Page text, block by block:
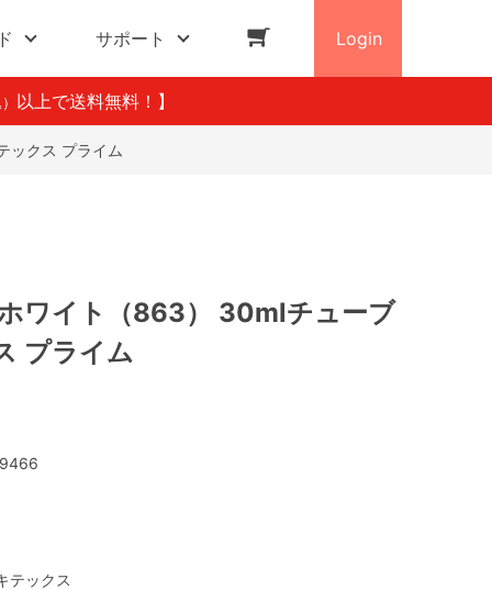
サポート Login
以上で送料無料！】
ックス プライム
ワイト（863） 30mlチューブ
プライム
テックス